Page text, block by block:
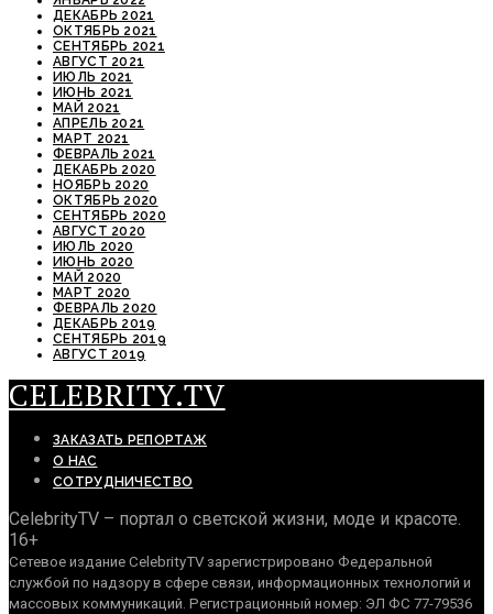
ДЕКАБРЬ 2021
ОКТЯБРЬ 2021
СЕНТЯБРЬ 2021
АВГУСТ 2021
ИЮЛЬ 2021
ИЮНЬ 2021
МАЙ 2021
АПРЕЛЬ 2021
МАРТ 2021
ФЕВРАЛЬ 2021
ДЕКАБРЬ 2020
НОЯБРЬ 2020
ОКТЯБРЬ 2020
СЕНТЯБРЬ 2020
АВГУСТ 2020
ИЮЛЬ 2020
ИЮНЬ 2020
МАЙ 2020
МАРТ 2020
ФЕВРАЛЬ 2020
ДЕКАБРЬ 2019
СЕНТЯБРЬ 2019
АВГУСТ 2019
CELEBRITY.TV
ЗАКАЗАТЬ РЕПОРТАЖ
О НАС
СОТРУДНИЧЕСТВО
CelebrityTV – портал о светской жизни, моде и красоте.
16+
Сетевое издание CelebrityTV зарегистрировано Федеральной
службой по надзору в сфере связи, информационных технологий и
массовых коммуникаций. Регистрационный номер: ЭЛ ФС 77-79536